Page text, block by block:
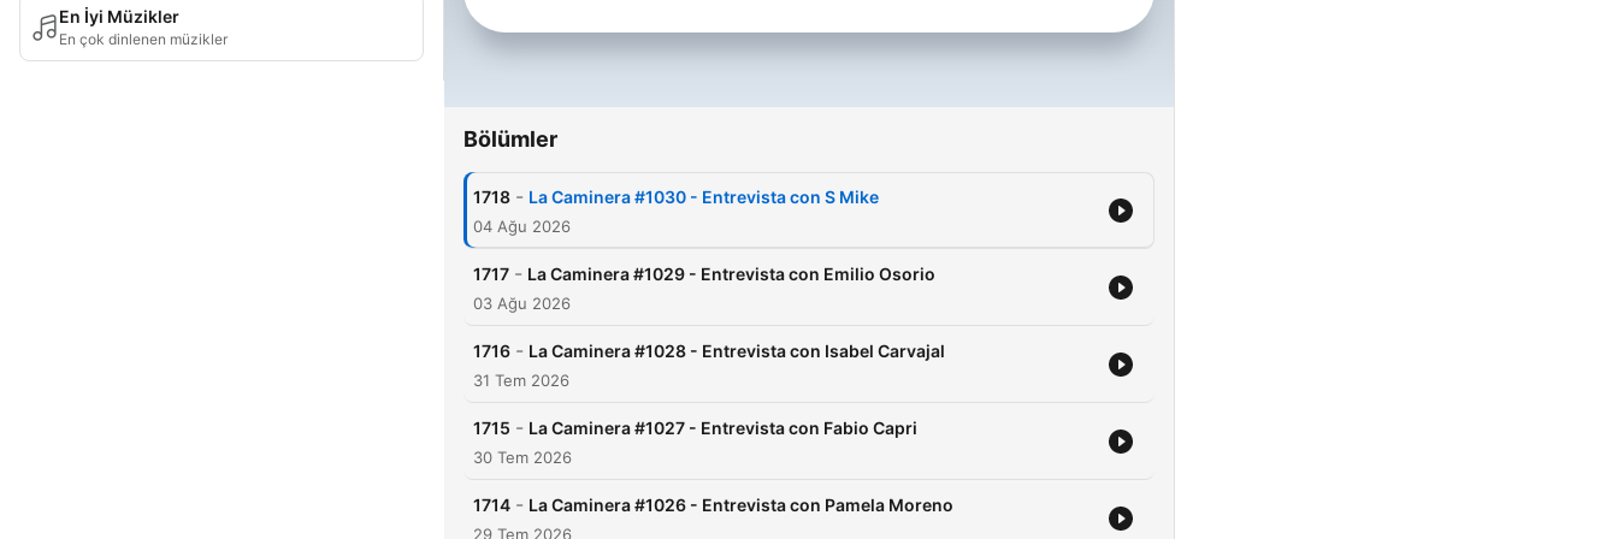
En İyi Müzikler
En çok dinlenen müzikler
Bölümler
1718 - La Caminera #1030 - Entrevista con S Mike
04 Ağu 2026
1717 - La Caminera #1029 - Entrevista con Emilio Osorio
03 Ağu 2026
1716 - La Caminera #1028 - Entrevista con Isabel Carvajal
31 Tem 2026
1715 - La Caminera #1027 - Entrevista con Fabio Capri
30 Tem 2026
1714 - La Caminera #1026 - Entrevista con Pamela Moreno
29 Tem 2026